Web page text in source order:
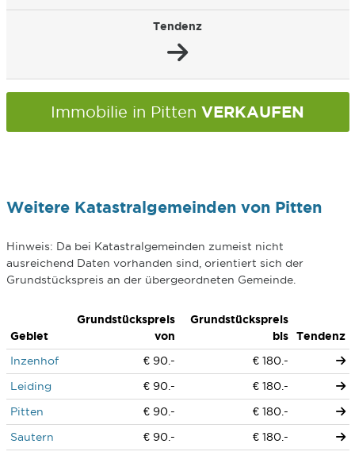
Tendenz
Immobilie in Pitten VERKAUFEN
Weitere Katastralgemeinden von Pitten
Hinweis: Da bei Katastralgemeinden zumeist nicht
ausreichend Daten vorhanden sind, orientiert sich der
Grundstückspreis an der übergeordneten Gemeinde.
Gebiet
Grundstückspreis
von
Grundstückspreis
bis
Tendenz
Inzenhof
€ 90.-
€ 180.-
Leiding
€ 90.-
€ 180.-
Pitten
€ 90.-
€ 180.-
Sautern
€ 90.- € 180.-